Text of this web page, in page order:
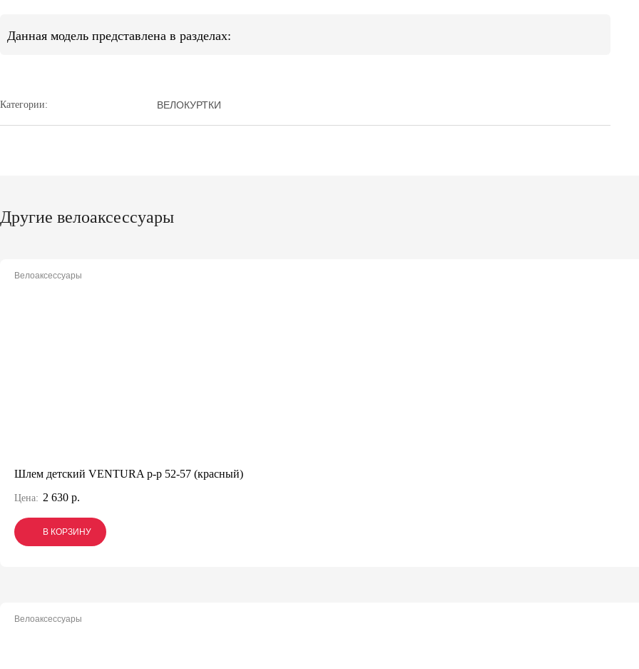
Данная модель представлена в разделах:
Категории: ВЕЛОКУРТКИ
Другие велоаксессуары
Велоаксессуары
Шлем детский VENTURA р-р 52-57 (красный)
Цена: 2 630 р.
В КОРЗИНУ
В КОРЗИНУ
В КОРЗИНУ
Велоаксессуары